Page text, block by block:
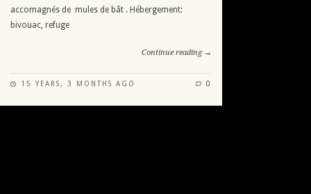
accomagnés de mules de bât . Hébergement:
bivouac, refuge
Continue reading →
15 YEARS, 3 MONTHS AGO 0